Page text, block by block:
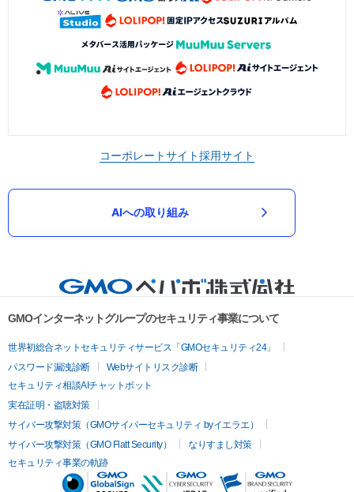
コーポレートサイト採用サイト
AIへの取り組み
GMOインターネットグループのセキュリティ事業について
世界初総合ネットセキュリティサービス「GMOセキュリティ24」
パスワード漏洩診断
Webサイトリスク診断
セキュリティ相談AIチャットボット
実在証明・盗聴対策
サイバー攻撃対策（GMOサイバーセキュリティ byイエラエ）
サイバー攻撃対策（GMO Flatt Security）
なりすまし対策
セキュリティ事業の軌跡